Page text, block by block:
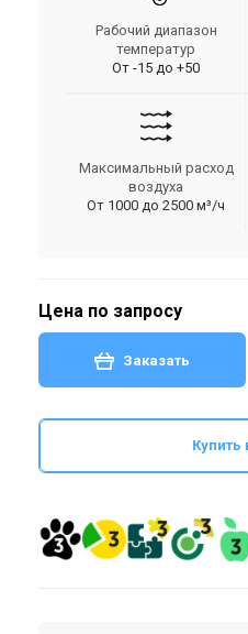
Рабочий диапазон
температур
От -15 до +50
Максимальный расход
воздуха
От 1000 до 2500 м³/ч
Цена по запросу
Заказать
Купить